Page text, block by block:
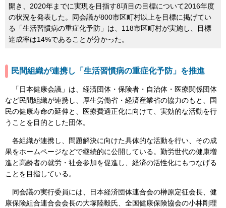
開き、2020年までに実現を目指す8項目の目標について2016年度
の状況を発表した。同会議が800市区町村以上を目標に掲げてい
る「生活習慣病の重症化予防」は、118市区町村が実施し、目標
達成率は14%であることが分かった。
民間組織が連携し「生活習慣病の重症化予防」を推進
「日本健康会議」は、経済団体・保険者・自治体・医療関係団体
など民間組織が連携し、厚生労働省・経済産業省の協力のもと、国
民の健康寿命の延伸と、医療費適正化に向けて、実効的な活動を行
うことを目的とした団体。
各組織が連携し、問題解決に向けた具体的な活動を行い、その成
果をホームページなどで継続的に公開している。勤労世代の健康増
進と高齢者の就労・社会参加を促進し、経済の活性化にもつなげる
ことを目指している。
同会議の実行委員には、日本経済団体連合会の榊原定征会長、健
康保険組合連合会会長の大塚陸毅氏、全国健康保険協会の小林剛理